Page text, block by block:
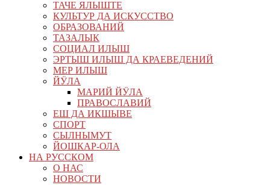
ТАЧЕ ЯЛЫШТЕ
КУЛЬТУР ДА ИСКУССТВО
ОБРАЗОВАНИЙ
ТАЗАЛЫК
СОЦИАЛ ИЛЫШ
ЭРТЫШ ИЛЫШ ДА КРАЕВЕДЕНИЙ
МЕР ИЛЫШ
ЙӰЛА
МАРИЙ ЙӰЛА
ПРАВОСЛАВИЙ
ЕШ ДА ИКШЫВЕ
СПОРТ
СЫЛНЫМУТ
ЙОШКАР-ОЛА
НА РУССКОМ
О НАС
НОВОСТИ